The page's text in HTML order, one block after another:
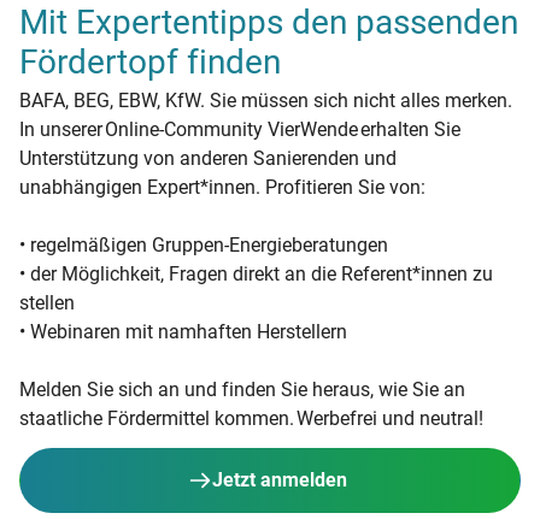
Mit Expertentipps den passenden
Fördertopf finden
BAFA, BEG, EBW, KfW. Sie müssen sich nicht alles merken.
In unserer Online-Community VierWende erhalten Sie
Unterstützung von anderen Sanierenden und
unabhängigen Expert*innen. Profitieren Sie von:
• regelmäßigen Gruppen-Energieberatungen
• der Möglichkeit, Fragen direkt an die Referent*innen zu
stellen
• Webinaren mit namhaften Herstellern
Melden Sie sich an und finden Sie heraus, wie Sie an
staatliche Fördermittel kommen. Werbefrei und neutral!
Jetzt anmelden